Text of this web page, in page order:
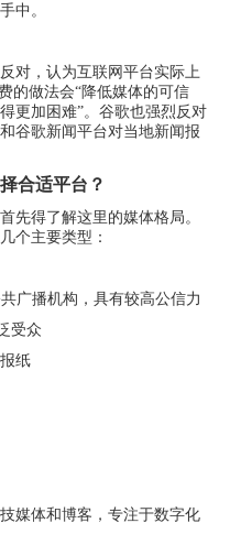
中。
对，认为互联网平台实际上
的做法会“降低媒体的可信
更加困难”。谷歌也强烈反对
谷歌新闻平台对当地新闻报
合适平台？
先得了解这里的媒体格局。
个主要类型：
共广播机构，具有较高公信力
受众
纸
媒体和博客，专注于数字化